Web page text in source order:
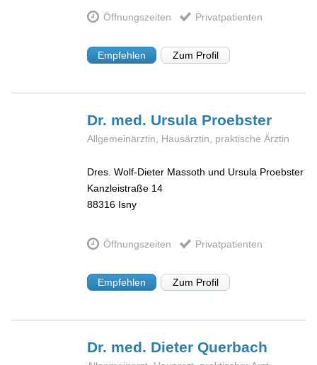
Öffnungszeiten Privatpatienten
Empfehlen Zum Profil
Dr. med. Ursula Proebster
Allgemeinärztin, Hausärztin, praktische Ärztin
Dres. Wolf-Dieter Massoth und Ursula Proebster
Kanzleistraße 14
88316 Isny
Öffnungszeiten Privatpatienten
Empfehlen Zum Profil
Dr. med. Dieter Querbach